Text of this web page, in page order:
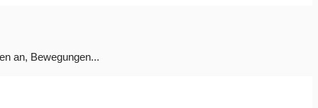
an, Bewegungen...